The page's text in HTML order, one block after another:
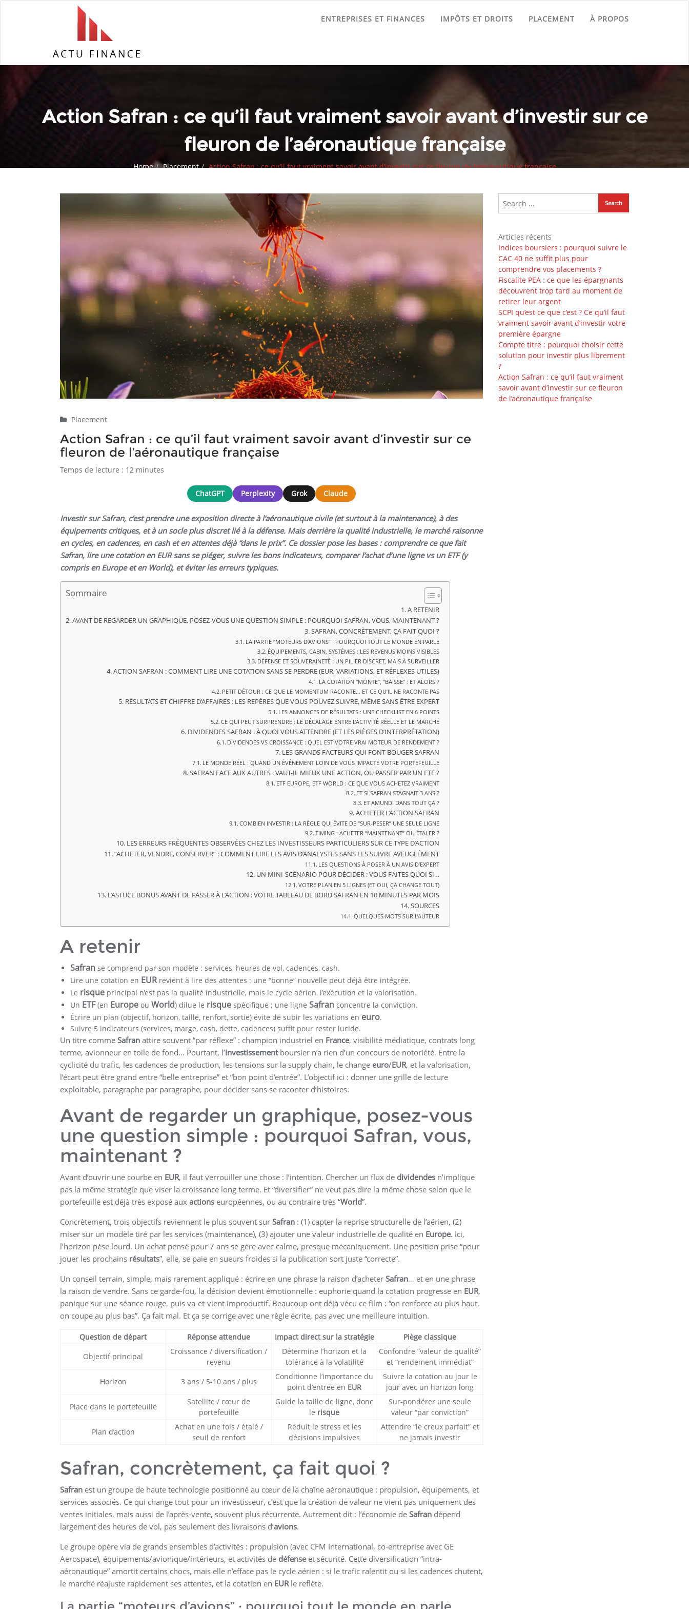
ENTREPRISES ET FINANCES IMPÔTS ET DROITS PLACEMENT À PROPOS
Action Safran : ce qu’il faut vraiment savoir avant d’investir sur ce
fleuron de l’aéronautique française
Home Placement Action Safran : ce qu’il faut vraiment savoir avant d’investir sur ce fleuron de l’aéronautique française
Placement
Action Safran : ce qu’il faut vraiment savoir avant d’investir sur ce
fleuron de l’aéronautique française
Temps de lecture : 12 minutes
ChatGPT Perplexity Grok Claude
Investir sur Safran, c’est prendre une exposition directe à l’aéronautique civile (et surtout à la maintenance), à des
équipements critiques, et à un socle plus discret lié à la défense. Mais derrière la qualité industrielle, le marché raisonne
en cycles, en cadences, en cash et en attentes déjà “dans le prix”. Ce dossier pose les bases : comprendre ce que fait
Safran, lire une cotation en EUR sans se piéger, suivre les bons indicateurs, comparer l’achat d’une ligne vs un ETF (y
compris en Europe et en World), et éviter les erreurs typiques.
Sommaire
A RETENIR
AVANT DE REGARDER UN GRAPHIQUE, POSEZ-VOUS UNE QUESTION SIMPLE : POURQUOI SAFRAN, VOUS, MAINTENANT ?
SAFRAN, CONCRÈTEMENT, ÇA FAIT QUOI ?
LA PARTIE “MOTEURS D’AVIONS” : POURQUOI TOUT LE MONDE EN PARLE
ÉQUIPEMENTS, CABIN, SYSTÈMES : LES REVENUS MOINS VISIBLES
DÉFENSE ET SOUVERAINETÉ : UN PILIER DISCRET, MAIS À SURVEILLER
ACTION SAFRAN : COMMENT LIRE UNE COTATION SANS SE PERDRE (EUR, VARIATIONS, ET RÉFLEXES UTILES)
LA COTATION “MONTE”, “BAISSE” : ET ALORS ?
PETIT DÉTOUR : CE QUE LE MOMENTUM RACONTE… ET CE QU’IL NE RACONTE PAS
RÉSULTATS ET CHIFFRE D’AFFAIRES : LES REPÈRES QUE VOUS POUVEZ SUIVRE, MÊME SANS ÊTRE EXPERT
LES ANNONCES DE RÉSULTATS : UNE CHECKLIST EN 6 POINTS
CE QUI PEUT SURPRENDRE : LE DÉCALAGE ENTRE L’ACTIVITÉ RÉELLE ET LE MARCHÉ
DIVIDENDES SAFRAN : À QUOI VOUS ATTENDRE (ET LES PIÈGES D’INTERPRÉTATION)
DIVIDENDES VS CROISSANCE : QUEL EST VOTRE VRAI MOTEUR DE RENDEMENT ?
LES GRANDS FACTEURS QUI FONT BOUGER SAFRAN
LE MONDE RÉEL : QUAND UN ÉVÉNEMENT LOIN DE VOUS IMPACTE VOTRE PORTEFEUILLE
SAFRAN FACE AUX AUTRES : VAUT-IL MIEUX UNE ACTION, OU PASSER PAR UN ETF ?
ETF EUROPE, ETF WORLD : CE QUE VOUS ACHETEZ VRAIMENT
ET SI SAFRAN STAGNAIT 3 ANS ?
ET AMUNDI DANS TOUT ÇA ?
ACHETER L’ACTION SAFRAN
COMBIEN INVESTIR : LA RÈGLE QUI ÉVITE DE “SUR-PESER” UNE SEULE LIGNE
TIMING : ACHETER “MAINTENANT” OU ÉTALER ?
LES ERREURS FRÉQUENTES OBSERVÉES CHEZ LES INVESTISSEURS PARTICULIERS SUR CE TYPE D’ACTION
“ACHETER, VENDRE, CONSERVER” : COMMENT LIRE LES AVIS D’ANALYSTES SANS LES SUIVRE AVEUGLÉMENT
LES QUESTIONS À POSER À UN AVIS D’EXPERT
UN MINI-SCÉNARIO POUR DÉCIDER : VOUS FAITES QUOI SI…
VOTRE PLAN EN 5 LIGNES (ET OUI, ÇA CHANGE TOUT)
L’ASTUCE BONUS AVANT DE PASSER À L’ACTION : VOTRE TABLEAU DE BORD SAFRAN EN 10 MINUTES PAR MOIS
SOURCES
QUELQUES MOTS SUR L’AUTEUR
A retenir
Safran se comprend par son modèle : services, heures de vol, cadences, cash.
Lire une cotation en EURrevient à lire des attentes : une “bonne” nouvelle peut déjà être intégrée.
Le risque principal n’est pas la qualité industrielle, mais le cycle aérien, l’exécution et la valorisation.
Un ETF(en Europe ou World) dilue le risque spécifique ; une ligne Safran concentre la conviction.
Écrire un plan (objectif, horizon, taille, renfort, sortie) évite de subir les variations en euro.
Suivre 5 indicateurs (services, marge, cash, dette, cadences) suffit pour rester lucide.
Un titre comme Safran attire souvent “par réflexe” : champion industriel en France, visibilité médiatique, contrats long
terme, avionneur en toile de fond… Pourtant, l’investissementboursier n’a rien d’un concours de notoriété. Entre la
cyclicité du trafic, les cadences de production, les tensions sur la supply chain, le change euro/EUR, et la valorisation,
l’écart peut être grand entre “belle entreprise” et “bon point d’entrée”. L’objectif ici : donner une grille de lecture
exploitable, paragraphe par paragraphe, pour décider sans se raconter d’histoires.
Avant de regarder un graphique, posez-vous
une question simple : pourquoi Safran, vous,
maintenant ?
Avant d’ouvrir une courbe en EUR, il faut verrouiller une chose : l’intention. Chercher un flux de dividendes n’implique
pas la même stratégie que viser la croissance long terme. Et “diversifier” ne veut pas dire la même chose selon que le
portefeuille est déjà très exposé aux actions européennes, ou au contraire très “World”.
Concrètement, trois objectifs reviennent le plus souvent sur Safran : (1) capter la reprise structurelle de l’aérien, (2)
miser sur un modèle tiré par les services (maintenance), (3) ajouter une valeur industrielle de qualité en Europe. Ici,
l’horizon pèse lourd. Un achat pensé pour 7 ans se gère avec calme, presque mécaniquement. Une position prise “pour
jouer les prochains résultats”, elle, se paie en sueurs froides si la publication sort juste “correcte”.
Un conseil terrain, simple, mais rarement appliqué : écrire en une phrase la raison d’acheter Safran… et en une phrase
la raison de vendre. Sans ce garde-fou, la décision devient émotionnelle : euphorie quand la cotation progresse en EUR,
panique sur une séance rouge, puis va-et-vient improductif. Beaucoup ont déjà vécu ce film : “on renforce au plus haut,
on coupe au plus bas”. Ça fait mal. Et ça se corrige avec une règle écrite, pas avec une meilleure intuition.
Question de départ Réponse attendue Impact direct sur la stratégie
Piège classique
Objectif principal
Croissance / diversification /
revenu
Détermine l’horizon et la
tolérance à la volatilité
Confondre “valeur de qualité”
et “rendement immédiat”
Horizon
3 ans / 5-10 ans / plus
Conditionne l’importance du
point d’entrée en EUR
Suivre la cotation au jour le
jour avec un horizon long
Place dans le portefeuille
Satellite / cœur de
portefeuille
Guide la taille de ligne, donc
le risque
Sur-pondérer une seule
valeur “par conviction”
Plan d’action
Achat en une fois / étalé /
seuil de renfort
Réduit le stress et les
décisions impulsives
Attendre “le creux parfait” et
ne jamais investir
Safran, concrètement, ça fait quoi ?
Safran est un groupe de haute technologie positionné au cœur de la chaîne aéronautique : propulsion, équipements, et
services associés. Ce qui change tout pour un investisseur, c’est que la création de valeur ne vient pas uniquement des
ventes initiales, mais aussi de l’après-vente, souvent plus récurrente. Autrement dit : l’économie de Safran dépend
largement des heures de vol, pas seulement des livraisons d’avions.
Le groupe opère via de grands ensembles d’activités : propulsion (avec CFM International, co-entreprise avec GE
Aerospace), équipements/avionique/intérieurs, et activités de défenseet sécurité. Cette diversification “intra-
aéronautique” amortit certains chocs, mais elle n’efface pas le cycle aérien : si le trafic ralentit ou si les cadences chutent,
le marché réajuste rapidement ses attentes, et la cotation en EURle reflète.
Articles récents
Indices boursiers : pourquoi suivre le
CAC 40 ne suffit plus pour
comprendre vos placements ?
Fiscalite PEA : ce que les épargnants
découvrent trop tard au moment de
retirer leur argent
SCPI qu’est ce que c’est ? Ce qu’il faut
vraiment savoir avant d’investir votre
première épargne
Compte titre : pourquoi choisir cette
solution pour investir plus librement
?
Action Safran : ce qu’il faut vraiment
savoir avant d’investir sur ce fleuron
de l’aéronautique française